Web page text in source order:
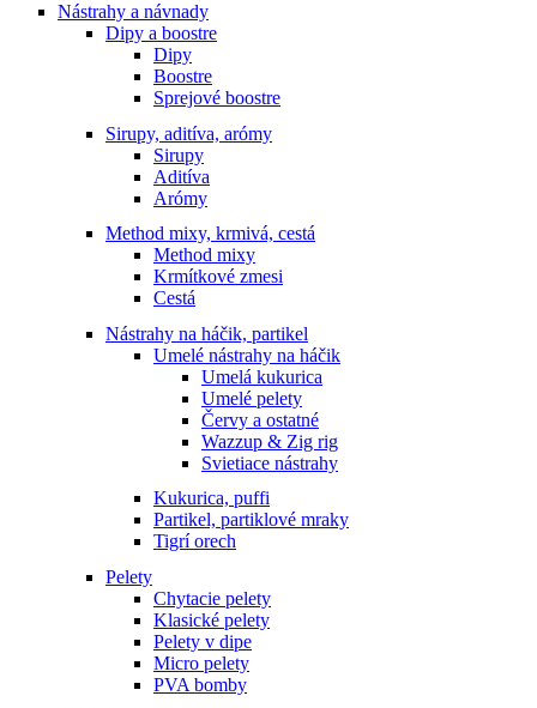
Nástrahy a návnady
Dipy a boostre
Dipy
Boostre
Sprejové boostre
Sirupy, aditíva, arómy
Sirupy
Aditíva
Arómy
Method mixy, krmivá, cestá
Method mixy
Krmítkové zmesi
Cestá
Nástrahy na háčik, partikel
Umelé nástrahy na háčik
Umelá kukurica
Umelé pelety
Červy a ostatné
Wazzup & Zig rig
Svietiace nástrahy
Kukurica, puffi
Partikel, partiklové mraky
Tigrí orech
Pelety
Chytacie pelety
Klasické pelety
Pelety v dipe
Micro pelety
PVA bomby